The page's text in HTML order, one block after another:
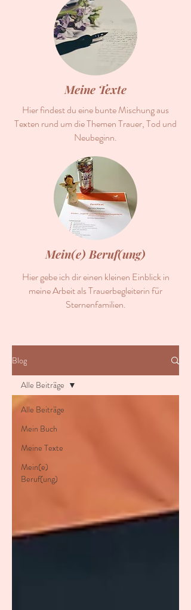
Meine Texte
Hier findest du eine bunte Mischung aus
Texten rund um die Themen Trauer, Tod und
Neubeginn.
Mein(e) Beruf(ung)
Hier gebe ich dir einen kleinen Einblick in
meine Arbeit als Trauerbegleiterin für
Sternenfamilien.
Blog
Alle Beiträge
Mein Buch
Meine Texte
Mein(e)
Beruf(ung)
Alle Beiträge